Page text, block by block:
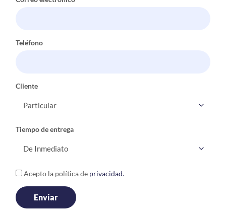
Teléfono
Cliente
Tiempo de entrega
Acepto la política de privacidad.